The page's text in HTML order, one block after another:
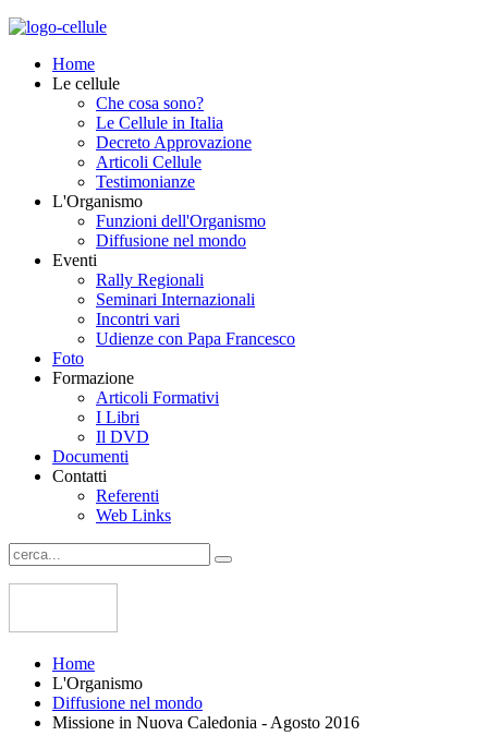
Home
Le cellule
Che cosa sono?
Le Cellule in Italia
Decreto Approvazione
Articoli Cellule
Testimonianze
L'Organismo
Funzioni dell'Organismo
Diffusione nel mondo
Eventi
Rally Regionali
Seminari Internazionali
Incontri vari
Udienze con Papa Francesco
Foto
Formazione
Articoli Formativi
I Libri
Il DVD
Documenti
Contatti
Referenti
Web Links
Home
L'Organismo
Diffusione nel mondo
Missione in Nuova Caledonia - Agosto 2016